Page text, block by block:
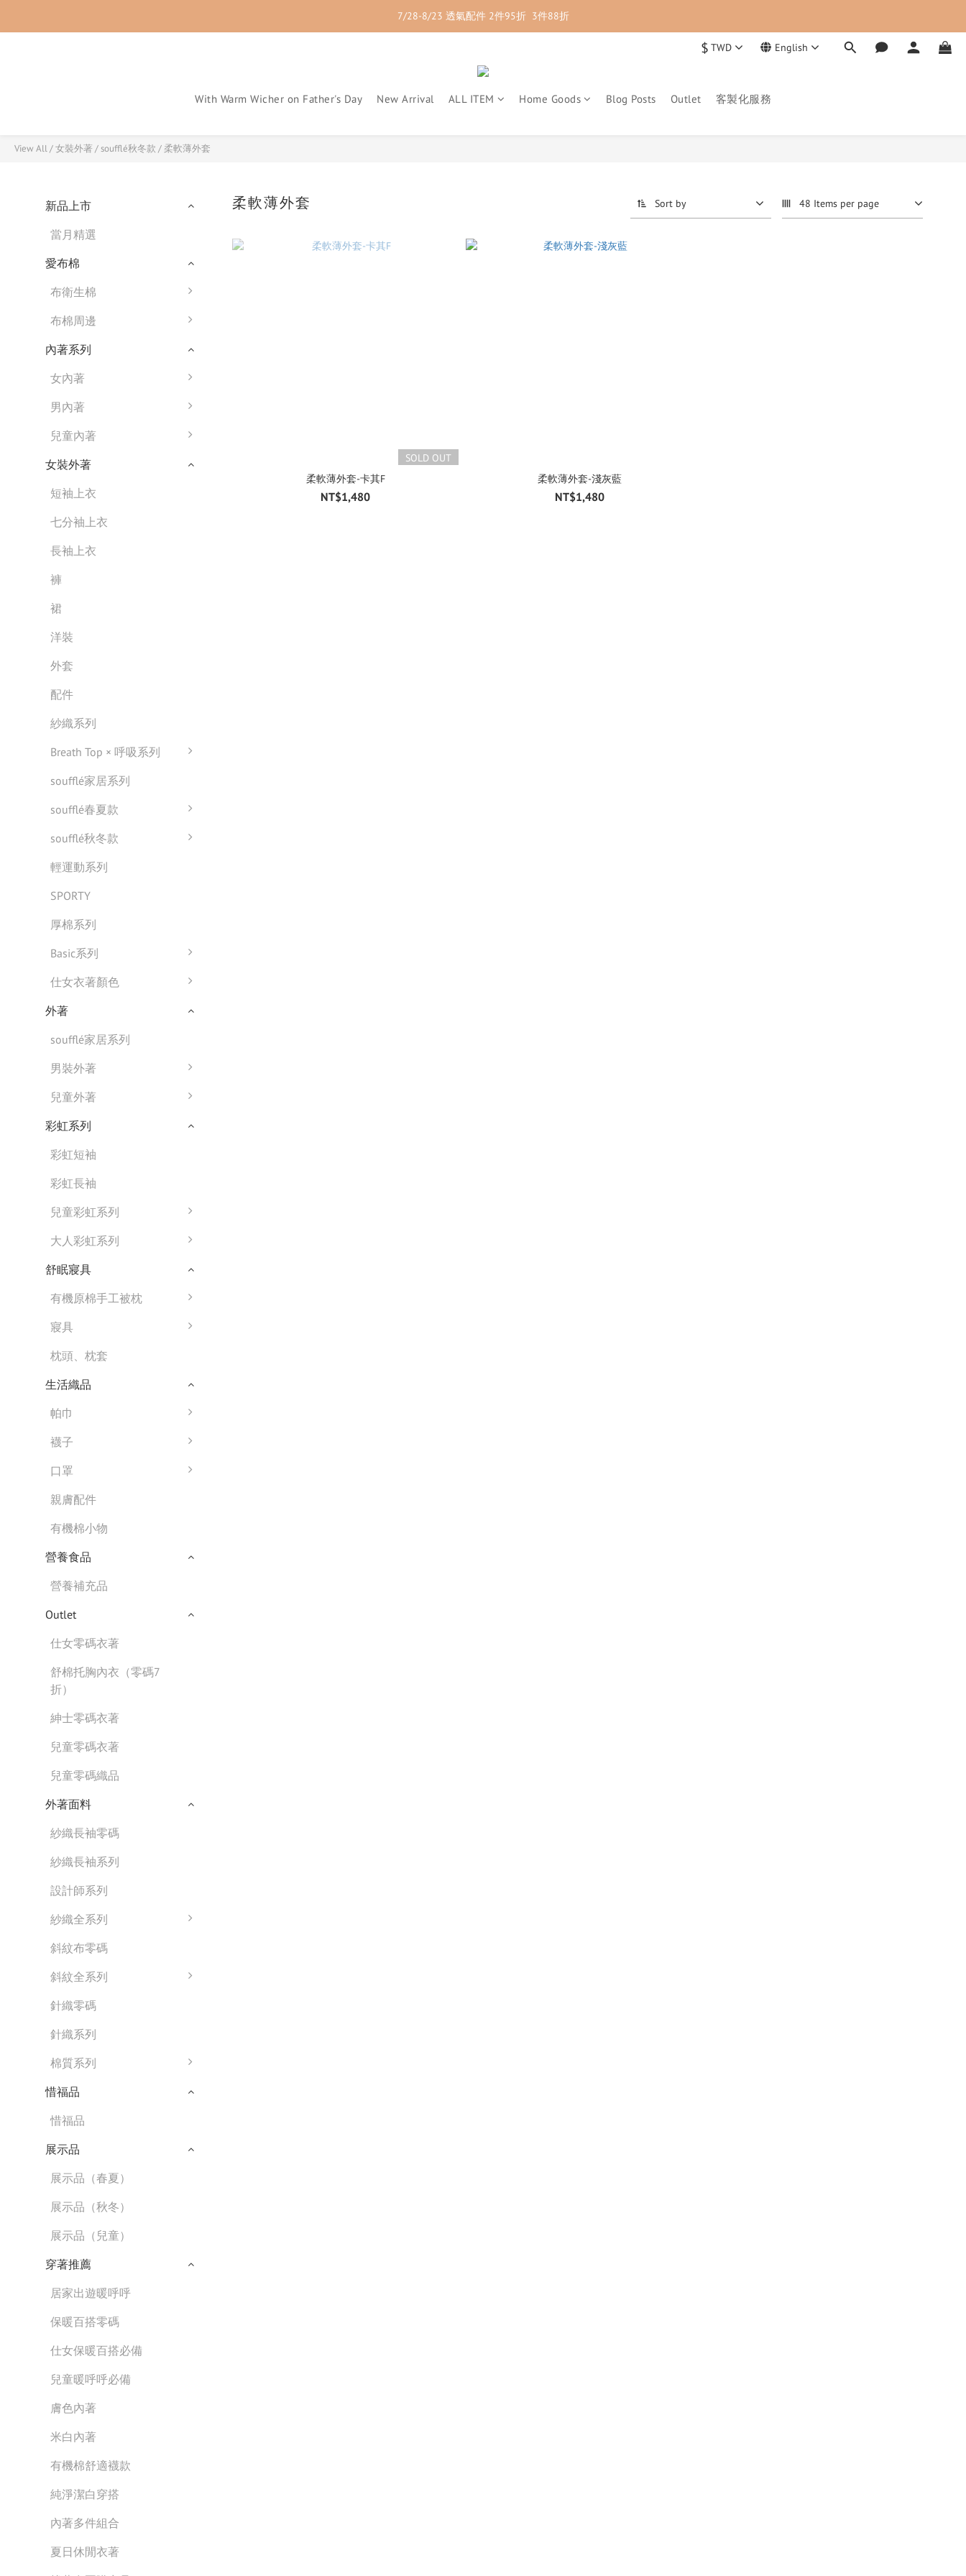
7/28-8/23 紳士內著 2件9折
7/28-8/23 透氣配件 2件95折  3件88折
$ TWD English
With Warm Wicher on Father's Day New Arrival ALL ITEM Home Goods Blog Posts Outlet 客製化服務
View All/女裝外著 /soufflé秋冬款 /柔軟薄外套
新品上市
當月精選
愛布棉
布衛生棉
布棉周邊
內著系列
女內著
男內著
兒童內著
女裝外著
短袖上衣
七分袖上衣
長袖上衣
褲
裙
洋裝
外套
配件
紗織系列
Breath Top × 呼吸系列
soufflé家居系列
soufflé春夏款
soufflé秋冬款
輕運動系列
SPORTY
厚棉系列
Basic系列
仕女衣著顏色
外著
soufflé家居系列
男裝外著
兒童外著
彩虹系列
彩虹短袖
彩虹長袖
兒童彩虹系列
大人彩虹系列
舒眠寢具
有機原棉手工被枕
寢具
枕頭、枕套
生活織品
帕巾
襪子
口罩
親膚配件
有機棉小物
營養食品
營養補充品
Outlet
仕女零碼衣著
舒棉托胸內衣（零碼7
折）
紳士零碼衣著
兒童零碼衣著
兒童零碼織品
外著面料
紗織長袖零碼
紗織長袖系列
設計師系列
紗織全系列
斜紋布零碼
斜紋全系列
針織零碼
針織系列
棉質系列
惜福品
惜福品
展示品
展示品（春夏）
展示品（秋冬）
展示品（兒童）
穿著推薦
居家出遊暖呼呼
保暖百搭零碼
仕女保暖百搭必備
兒童暖呼呼必備
膚色內著
米白內著
有機棉舒適襪款
純淨潔白穿搭
內著多件組合
夏日休閒衣著
柔軟薄外套 Sort by 48 Items per page
SOLD OUT
柔軟薄外套-卡其F
NT$1,480
柔軟薄外套-淺灰藍
NT$1,480